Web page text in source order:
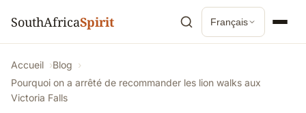
SouthAfricaSpirit Français
Accueil
Blog
Pourquoi on a arrêté de recommander les lion walks aux
Victoria Falls